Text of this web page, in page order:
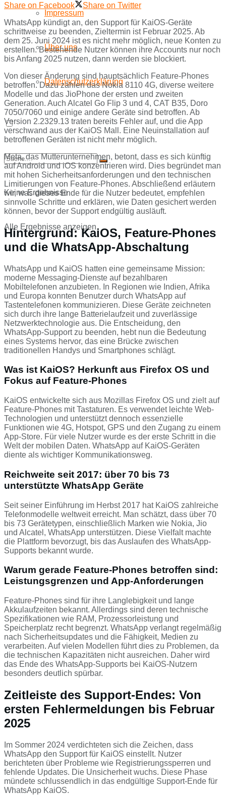
Impressum
Über uns
Datenschutzerklärung
Keine Ergebnisse
Alle Ergebnisse anzeigen
Share on Facebook
Share on Twitter
WhatsApp kündigt an, den Support für KaiOS-Geräte
schrittweise zu beenden, Zieltermin ist Februar 2025. Ab
dem 25. Juni 2024 ist es nicht mehr möglich, neue Konten zu
erstellen. Bestehende Nutzer können ihre Accounts nur noch
bis Anfang 2025 nutzen, dann werden sie blockiert.
Von dieser Änderung sind hauptsächlich Feature-Phones
betroffen. Dazu zählen das Nokia 8110 4G, diverse weitere
Modelle und das JioPhone der ersten und zweiten
Generation. Auch Alcatel Go Flip 3 und 4, CAT B35, Doro
7050/7060 und einige andere Geräte sind betroffen. Ab
Version 2.2329.13 traten bereits Fehler auf, und die App
verschwand aus der KaiOS Mall. Eine Neuinstallation auf
betroffenen Geräten ist nicht mehr möglich.
Meta, das Mutterunternehmen, betont, dass es sich künftig
auf Android und iOS konzentrieren wird. Dies begründet man
mit hohen Sicherheitsanforderungen und den technischen
Limitierungen von Feature-Phones. Abschließend erläutern
wir, was dieses Ende für die Nutzer bedeutet, empfehlen
sinnvolle Schritte und erklären, wie Daten gesichert werden
können, bevor der Support endgültig ausläuft.
Hintergrund: KaiOS, Feature-Phones
und die WhatsApp-Abschaltung
WhatsApp und KaiOS hatten eine gemeinsame Mission:
moderne Messaging-Dienste auf bezahlbaren
Mobiltelefonen anzubieten. In Regionen wie Indien, Afrika
und Europa konnten Benutzer durch WhatsApp auf
Tastentelefonen kommunizieren. Diese Geräte zeichneten
sich durch ihre lange Batterielaufzeit und zuverlässige
Netzwerktechnologie aus. Die Entscheidung, den
WhatsApp-Support zu beenden, hebt nun die Bedeutung
eines Systems hervor, das eine Brücke zwischen
traditionellen Handys und Smartphones schlägt.
Was ist KaiOS? Herkunft aus Firefox OS und
Fokus auf Feature-Phones
KaiOS entwickelte sich aus Mozillas Firefox OS und zielt auf
Feature-Phones mit Tastaturen. Es verwendet leichte Web-
Technologien und unterstützt dennoch essenzielle
Funktionen wie 4G, Hotspot, GPS und den Zugang zu einem
App-Store. Für viele Nutzer wurde es der erste Schritt in die
Welt der mobilen Daten. WhatsApp auf KaiOS-Geräten
diente als wichtiger Kommunikationsweg.
Reichweite seit 2017: über 70 bis 73
unterstützte WhatsApp Geräte
Seit seiner Einführung im Herbst 2017 hat KaiOS zahlreiche
Telefonmodelle weltweit erreicht. Man schätzt, dass über 70
bis 73 Gerätetypen, einschließlich Marken wie Nokia, Jio
und Alcatel, WhatsApp unterstützen. Diese Vielfalt machte
die Plattform bevorzugt, bis das Auslaufen des WhatsApp-
Supports bekannt wurde.
Warum gerade Feature-Phones betroffen sind:
Leistungsgrenzen und App-Anforderungen
Feature-Phones sind für ihre Langlebigkeit und lange
Akkulaufzeiten bekannt. Allerdings sind deren technische
Spezifikationen wie RAM, Prozessorleistung und
Speicherplatz recht begrenzt. WhatsApp verlangt regelmäßig
nach Sicherheitsupdates und die Fähigkeit, Medien zu
verarbeiten. Auf vielen Modellen führt dies zu Problemen, da
die technischen Kapazitäten nicht ausreichen. Daher wird
das Ende des WhatsApp-Supports bei KaiOS-Nutzern
besonders deutlich spürbar.
Zeitleiste des Support-Endes: Von
ersten Fehlermeldungen bis Februar
2025
Im Sommer 2024 verdichteten sich die Zeichen, dass
WhatsApp den Support für KaiOS einstellt. Nutzer
berichteten über Probleme wie Registrierungssperren und
fehlende Updates. Die Unsicherheit wuchs. Diese Phase
mündete schlussendlich in das endgültige Support-Ende für
WhatsApp KaiOS.